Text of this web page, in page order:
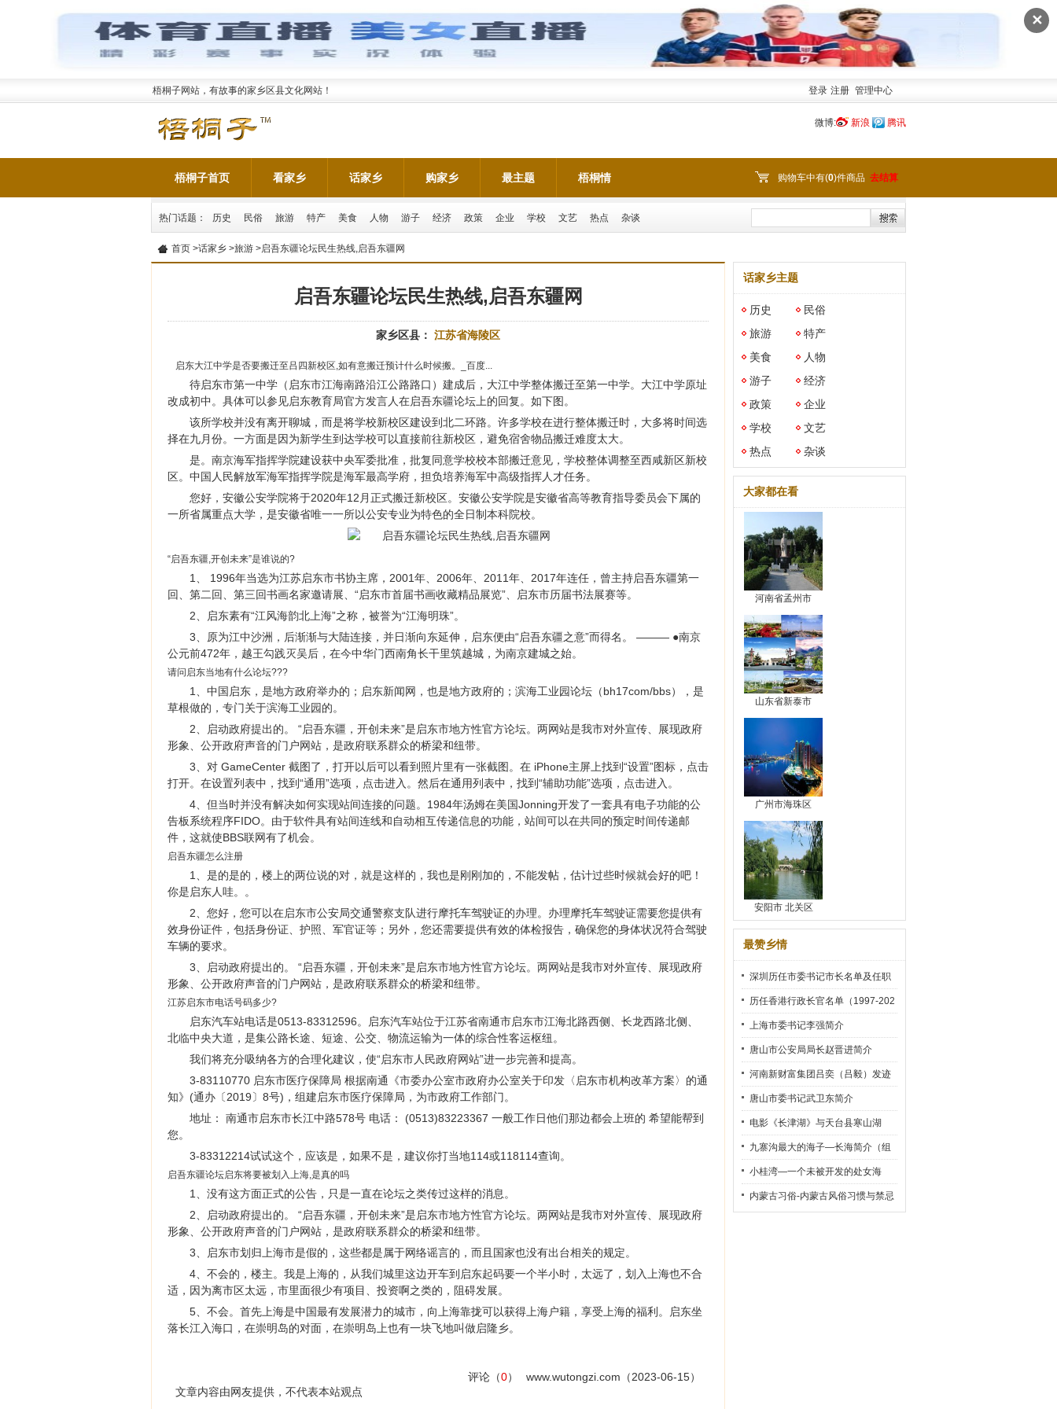
✕
梧桐子网站，有故事的家乡区县文化网站！ 登录 注册 管理中心
微博: 新浪 腾讯
梧桐子首页 看家乡 话家乡 购家乡 最主题 梧桐情 购物车中有(0)件商品 去结算
热门话题： 历史 民俗 旅游 特产 美食 人物 游子 经济 政策 企业 学校 文艺 热点 杂谈
首页 >话家乡 >旅游 >启吾东疆论坛民生热线,启吾东疆网
启吾东疆论坛民生热线,启吾东疆网
家乡区县： 江苏省海陵区
启东大江中学是否要搬迁至吕四新校区,如有意搬迁预计什么时候搬。_百度...
待启东市第一中学（启东市江海南路沿江公路路口）建成后，大江中学整体搬迁至第一中学。大江中学原址
改成初中。具体可以参见启东教育局官方发言人在启吾东疆论坛上的回复。如下图。
该所学校并没有离开聊城，而是将学校新校区建设到北二环路。许多学校在进行整体搬迁时，大多将时间选
择在九月份。一方面是因为新学生到达学校可以直接前往新校区，避免宿舍物品搬迁难度太大。
是。南京海军指挥学院建设获中央军委批准，批复同意学校校本部搬迁意见，学校整体调整至西咸新区新校
区。中国人民解放军海军指挥学院是海军最高学府，担负培养海军中高级指挥人才任务。
您好，安徽公安学院将于2020年12月正式搬迁新校区。安徽公安学院是安徽省高等教育指导委员会下属的
一所省属重点大学，是安徽省唯一一所以公安专业为特色的全日制本科院校。
“启吾东疆,开创未来”是谁说的?
1、 1996年当选为江苏启东市书协主席，2001年、2006年、2011年、2017年连任，曾主持启吾东疆第一
回、第二回、第三回书画名家邀请展、“启东市首届书画收藏精品展览”、启东市历届书法展赛等。
2、启东素有“江风海韵北上海”之称，被誉为“江海明珠”。
3、原为江中沙洲，后渐渐与大陆连接，并日渐向东延伸，启东便由“启吾东疆之意”而得名。 ——— ●南京
公元前472年，越王勾践灭吴后，在今中华门西南角长干里筑越城，为南京建城之始。
请问启东当地有什么论坛???
1、中国启东，是地方政府举办的；启东新闻网，也是地方政府的；滨海工业园论坛（bh17com/bbs），是
草根做的，专门关于滨海工业园的。
2、启动政府提出的。 “启吾东疆，开创未来”是启东市地方性官方论坛。两网站是我市对外宣传、展现政府
形象、公开政府声音的门户网站，是政府联系群众的桥梁和纽带。
3、对 GameCenter 截图了，打开以后可以看到照片里有一张截图。在 iPhone主屏上找到“设置”图标，点击
打开。在设置列表中，找到“通用”选项，点击进入。然后在通用列表中，找到“辅助功能”选项，点击进入。
4、但当时并没有解决如何实现站间连接的问题。1984年汤姆在美国Jonning开发了一套具有电子功能的公
告板系统程序FIDO。由于软件具有站间连线和自动相互传递信息的功能，站间可以在共同的预定时间传递邮
件，这就使BBS联网有了机会。
启吾东疆怎么注册
1、是的是的，楼上的两位说的对，就是这样的，我也是刚刚加的，不能发帖，估计过些时候就会好的吧！
你是启东人哇。。
2、您好，您可以在启东市公安局交通警察支队进行摩托车驾驶证的办理。办理摩托车驾驶证需要您提供有
效身份证件，包括身份证、护照、军官证等；另外，您还需要提供有效的体检报告，确保您的身体状况符合驾驶
车辆的要求。
3、启动政府提出的。 “启吾东疆，开创未来”是启东市地方性官方论坛。两网站是我市对外宣传、展现政府
形象、公开政府声音的门户网站，是政府联系群众的桥梁和纽带。
江苏启东市电话号码多少?
启东汽车站电话是0513-83312596。启东汽车站位于江苏省南通市启东市江海北路西侧、长龙西路北侧、
北临中央大道，是集公路长途、短途、公交、物流运输为一体的综合性客运枢纽。
我们将充分吸纳各方的合理化建议，使“启东市人民政府网站”进一步完善和提高。
3-83110770 启东市医疗保障局 根据南通《市委办公室市政府办公室关于印发〈启东市机构改革方案〉的通
知》(通办〔2019〕8号)，组建启东市医疗保障局，为市政府工作部门。
地址： 南通市启东市长江中路578号 电话： (0513)83223367 一般工作日他们那边都会上班的 希望能帮到
您。
3-83312214试试这个，应该是，如果不是，建议你打当地114或118114查询。
启吾东疆论坛启东将要被划入上海,是真的吗
1、没有这方面正式的公告，只是一直在论坛之类传过这样的消息。
2、启动政府提出的。 “启吾东疆，开创未来”是启东市地方性官方论坛。两网站是我市对外宣传、展现政府
形象、公开政府声音的门户网站，是政府联系群众的桥梁和纽带。
3、启东市划归上海市是假的，这些都是属于网络谣言的，而且国家也没有出台相关的规定。
4、不会的，楼主。我是上海的，从我们城里这边开车到启东起码要一个半小时，太远了，划入上海也不合
适，因为离市区太远，市里面很少有项目、投资啊之类的，阻碍发展。
5、不会。首先上海是中国最有发展潜力的城市，向上海靠拢可以获得上海户籍，享受上海的福利。启东坐
落长江入海口，在崇明岛的对面，在崇明岛上也有一块飞地叫做启隆乡。
www.wutongzi.com（2023-06-15）
评论（0）
文章内容由网友提供，不代表本站观点
话家乡主题
历史
民俗
旅游
特产
美食
人物
游子
经济
政策
企业
学校
文艺
热点
杂谈
大家都在看
河南省孟州市
山东省新泰市
广州市海珠区
安阳市 北关区
最赞乡情
深圳历任市委书记市长名单及任职
时间
历任香港行政长官名单（1997-202
2）
上海市委书记李强简介
唐山市公安局局长赵晋进简介
河南新财富集团吕奕（吕毅）发迹
史
唐山市委书记武卫东简介
电影《长津湖》与天台县寒山湖
九寨沟最大的海子—长海简介（组
图）
小桂湾—一个未被开发的处女海
内蒙古习俗-内蒙古风俗习惯与禁忌